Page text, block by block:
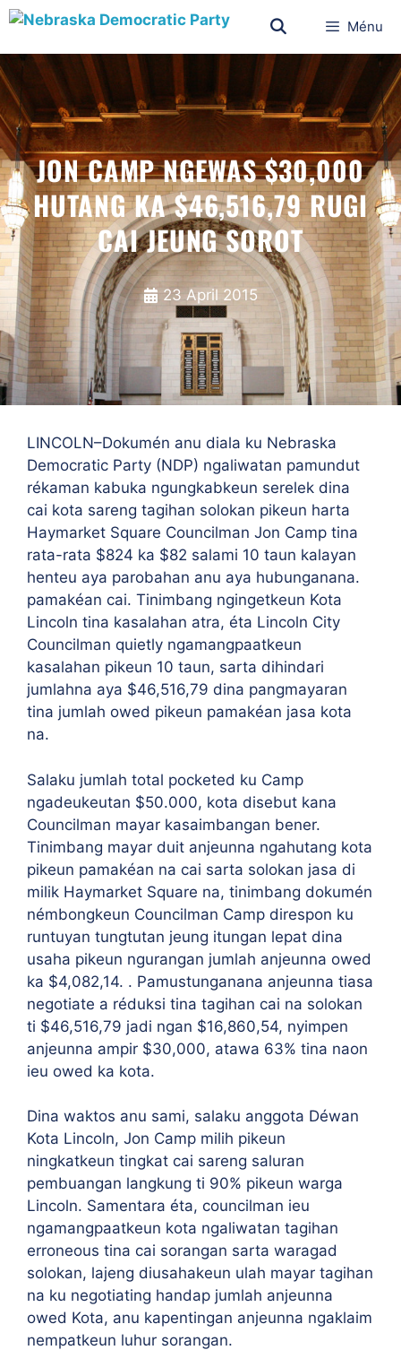
Ménu
JON CAMP NGEWAS $30,000
HUTANG KA $46,516,79 RUGI
CAI JEUNG SOROT
23 April 2015
LINCOLN–Dokumén anu diala ku Nebraska
Democratic Party (NDP) ngaliwatan pamundut
rékaman kabuka ngungkabkeun serelek dina
cai kota sareng tagihan solokan pikeun harta
Haymarket Square Councilman Jon Camp tina
rata-rata $824 ka $82 salami 10 taun kalayan
henteu aya parobahan anu aya hubunganana.
pamakéan cai. Tinimbang ngingetkeun Kota
Lincoln tina kasalahan atra, éta Lincoln City
Councilman quietly ngamangpaatkeun
kasalahan pikeun 10 taun, sarta dihindari
jumlahna aya $46,516,79 dina pangmayaran
tina jumlah owed pikeun pamakéan jasa kota
na.
Salaku jumlah total pocketed ku Camp
ngadeukeutan $50.000, kota disebut kana
Councilman mayar kasaimbangan bener.
Tinimbang mayar duit anjeunna ngahutang kota
pikeun pamakéan na cai sarta solokan jasa di
milik Haymarket Square na, tinimbang dokumén
némbongkeun Councilman Camp direspon ku
runtuyan tungtutan jeung itungan lepat dina
usaha pikeun ngurangan jumlah anjeunna owed
ka $4,082,14. . Pamustunganana anjeunna tiasa
negotiate a réduksi tina tagihan cai na solokan
ti $46,516,79 jadi ngan $16,860,54, nyimpen
anjeunna ampir $30,000, atawa 63% tina naon
ieu owed ka kota.
Dina waktos anu sami, salaku anggota Déwan
Kota Lincoln, Jon Camp milih pikeun
ningkatkeun tingkat cai sareng saluran
pembuangan langkung ti 90% pikeun warga
Lincoln. Samentara éta, councilman ieu
ngamangpaatkeun kota ngaliwatan tagihan
erroneous tina cai sorangan sarta waragad
solokan, lajeng diusahakeun ulah mayar tagihan
na ku negotiating handap jumlah anjeunna
owed Kota, anu kapentingan anjeunna ngaklaim
nempatkeun luhur sorangan.